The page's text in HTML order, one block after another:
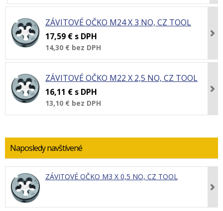
ZÁVITOVÉ OČKO M24 X 3 NO, CZ TOOL
17,59 € s DPH
14,30 € bez DPH
ZÁVITOVÉ OČKO M22 X 2,5 NO, CZ TOOL
16,11 € s DPH
13,10 € bez DPH
Naposledy navštívené
ZÁVITOVÉ OČKO M3 X 0,5 NO, CZ TOOL